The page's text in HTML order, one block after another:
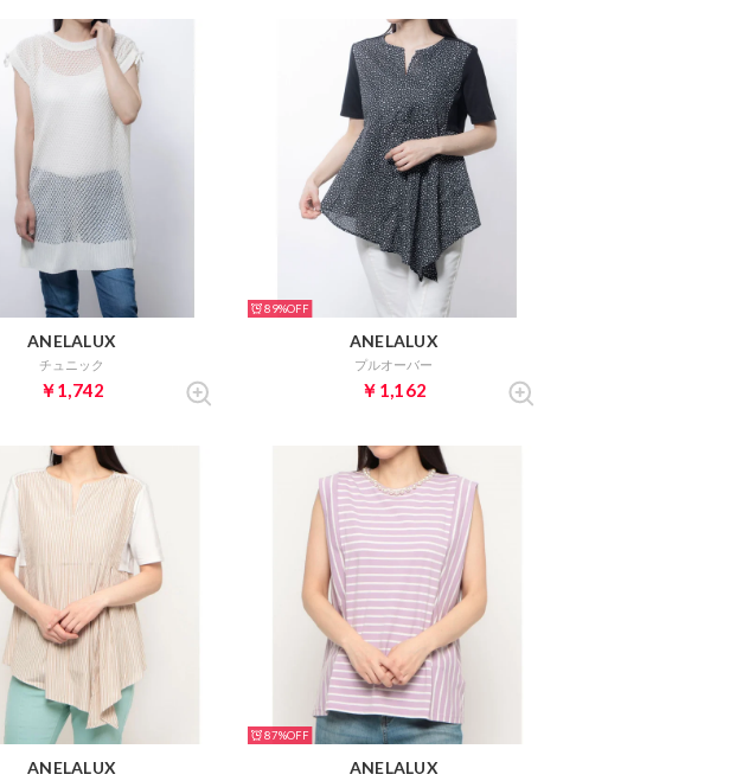
ANELALUX
チュニック
￥1,742
89%
ANELALUX
プルオーバー
￥1,162
ANELALUX
87%
ANELALUX